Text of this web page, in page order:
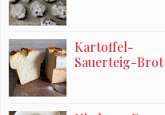
Kartoffel-
Sauerteig-Brot